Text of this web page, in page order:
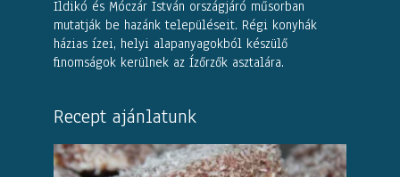
Ildikó és Móczár István országjáró műsorban
mutatják be hazánk településeit. Régi konyhák
házias ízei, helyi alapanyagokból készülő
finomságok kerülnek az Ízőrzők asztalára.
Recept ajánlatunk